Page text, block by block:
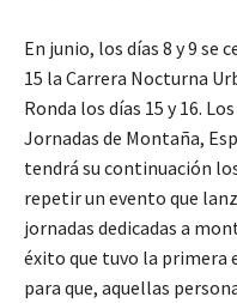
En junio, los días 8 y 9 se
15 la Carrera Nocturna
Ronda los días 15 y 16.
Jornadas de Montaña,
tendrá su continuación
repetir un evento que
jornadas dedicadas a
éxito que tuvo la primera
para que, aquellas